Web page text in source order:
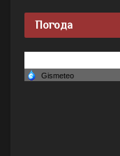
Погода